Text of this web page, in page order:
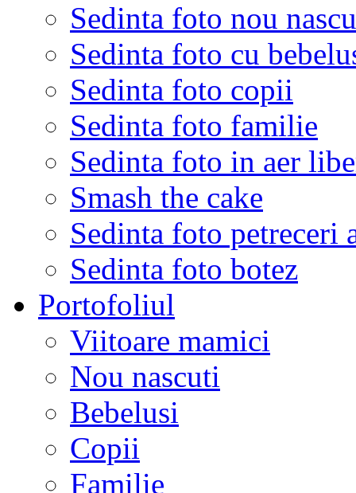
Sedinta foto nou
Sedinta foto cu
Sedinta foto copii
Sedinta foto familie
Sedinta foto in aer
Smash the cake
Sedinta foto petreceri
Sedinta foto botez
Portofoliul
Viitoare mamici
Nou nascuti
Bebelusi
Copii
Familie